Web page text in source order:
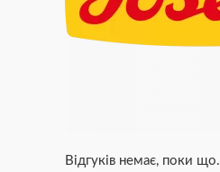
Відгуків немає, поки що.